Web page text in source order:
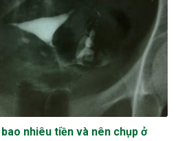
nhiêu tiền và nên chụp ở